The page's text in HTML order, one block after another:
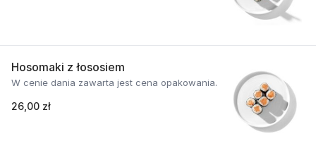
Hosomaki z łososiem
W cenie dania zawarta jest cena opakowania.
26,00 zł